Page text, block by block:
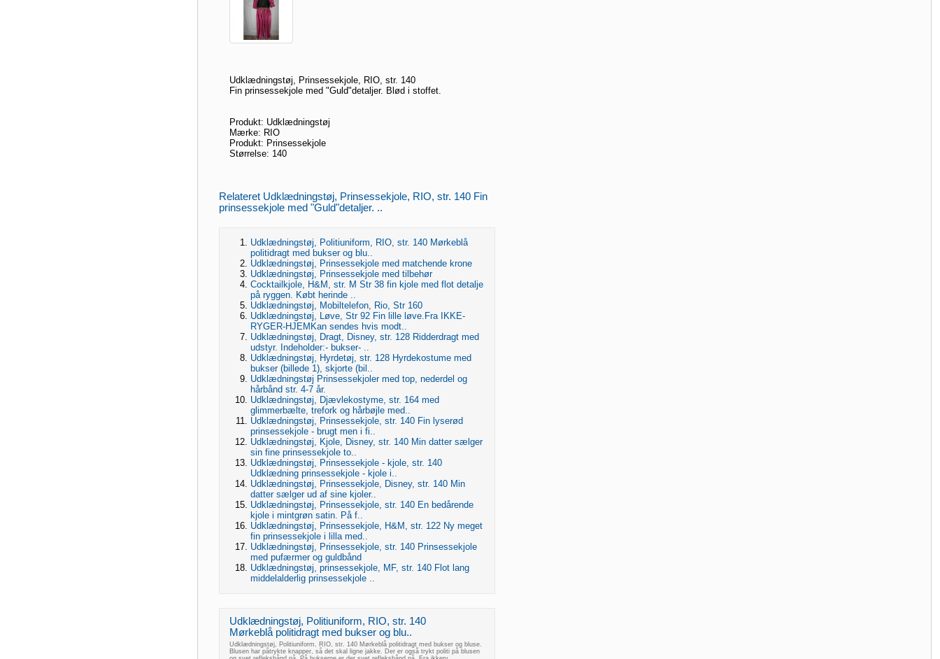
Udklædningstøj, Prinsessekjole, RIO, str. 140
Fin prinsessekjole med "Guld"detaljer. Blød i stoffet.
Produkt: Udklædningstøj
Mærke: RIO
Produkt: Prinsessekjole
Størrelse: 140
Relateret Udklædningstøj, Prinsessekjole, RIO, str. 140 Fin
prinsessekjole med "Guld"detaljer. ..
Udklædningstøj, Politiuniform, RIO, str. 140 Mørkeblå
politidragt med bukser og blu..
Udklædningstøj, Prinsessekjole med matchende krone
Udklædningstøj, Prinsessekjole med tilbehør
Cocktailkjole, H&M, str. M Str 38 fin kjole med flot detalje
på ryggen. Købt herinde ..
Udklædningstøj, Mobiltelefon, Rio, Str 160
Udklædningstøj, Løve, Str 92 Fin lille løve.Fra IKKE-
RYGER-HJEMKan sendes hvis modt..
Udklædningstøj, Dragt, Disney, str. 128 Ridderdragt med
udstyr. Indeholder:- bukser- ..
Udklædningstøj, Hyrdetøj, str. 128 Hyrdekostume med
bukser (billede 1), skjorte (bil..
Udklædningstøj Prinsessekjoler med top, nederdel og
hårbånd str. 4-7 år.
Udklædningstøj, Djævlekostyme, str. 164 med
glimmerbælte, trefork og hårbøjle med..
Udklædningstøj, Prinsessekjole, str. 140 Fin lyserød
prinsessekjole - brugt men i fi..
Udklædningstøj, Kjole, Disney, str. 140 Min datter sælger
sin fine prinsessekjole to..
Udklædningstøj, Prinsessekjole - kjole, str. 140
Udklædning prinsessekjole - kjole i..
Udklædningstøj, Prinsessekjole, Disney, str. 140 Min
datter sælger ud af sine kjoler..
Udklædningstøj, Prinsessekjole, str. 140 En bedårende
kjole i mintgrøn satin. På f..
Udklædningstøj, Prinsessekjole, H&M, str. 122 Ny meget
fin prinsessekjole i lilla med..
Udklædningstøj, Prinsessekjole, str. 140 Prinsessekjole
med pufærmer og guldbånd
Udklædningstøj, prinsessekjole, MF, str. 140 Flot lang
middelalderlig prinsessekjole ..
Udklædningstøj, Politiuniform, RIO, str. 140
Mørkeblå politidragt med bukser og blu..
Udklædningstøj, Politiuniform, RIO, str. 140 Mørkeblå politidragt med bukser og bluse.
Blusen har påtrykte knapper, så det skal ligne jakke. Der er også trykt politi på blusen